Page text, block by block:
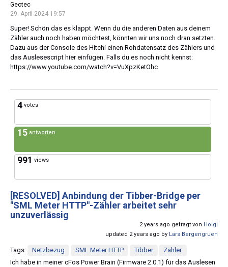
Geotec
29. April 2024 19:57
Super! Schön das es klappt. Wenn du die anderen Daten aus deinem
Zähler auch noch haben möchtest, könnten wir uns noch dran setzten.
Dazu aus der Console des Hitchi einen Rohdatensatz des Zählers und
das Auslesescript hier einfügen. Falls du es noch nicht kennst:
https://www.youtube.com/watch?v=VuXpzKetOhc
4 votes
15 antworten
991 views
[RESOLVED] Anbindung der Tibber-Bridge per
"SML Meter HTTP"-Zähler arbeitet sehr
unzuverlässig
2 years ago gefragt von Holgi
updated 2 years ago by Lars Bergengruen
Tags: Netzbezug SML Meter HTTP Tibber
Zähler
Ich habe in meiner cFos Power Brain (Firmware 2.0.1) für das Auslesen